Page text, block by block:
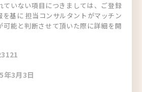
いない項目につきましては、ご登録
を基に 担当コンサルタントがマッチン
可能と判断させて頂いた際に詳細を開
年3月3日